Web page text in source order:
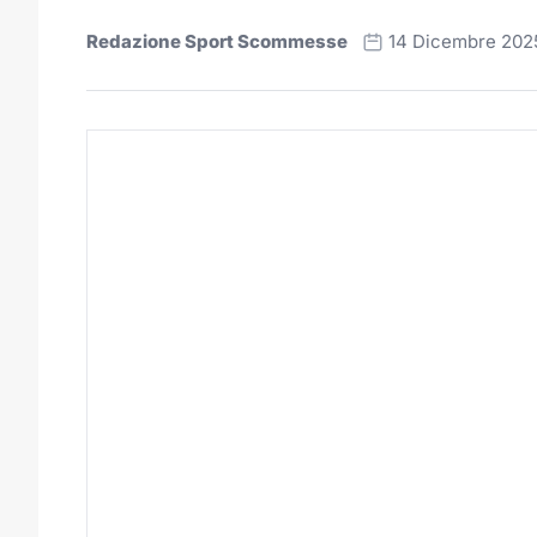
Redazione Sport Scommesse 14 Dicembre